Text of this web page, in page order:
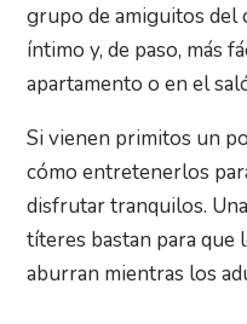
grupo de amiguitos del
íntimo y, de paso, más
apartamento o en el
Si vienen primitos un
cómo entretenerlos
disfrutar tranquilos.
títeres bastan para que
aburran mientras los